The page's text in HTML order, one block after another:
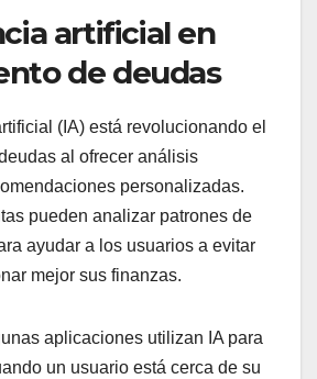
artificial en
de deudas
(IA) está revolucionando el
al ofrecer análisis
personalizadas.
pueden analizar patrones de
ayudar a los usuarios a evitar
mejor sus finanzas.
aplicaciones utilizan IA para
un usuario está cerca de su